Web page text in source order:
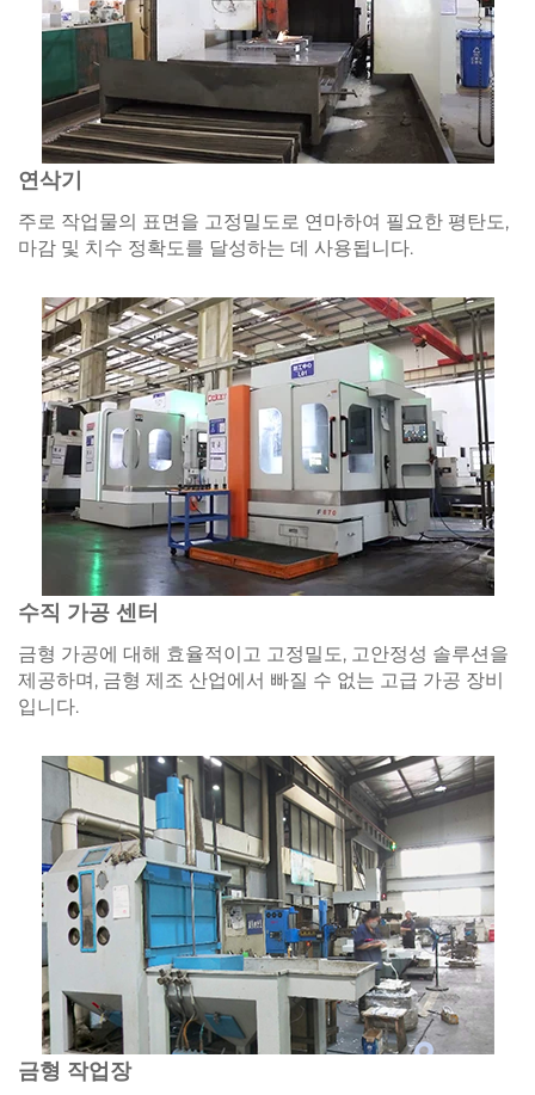
연삭기
주로 작업물의 표면을 고정밀도로 연마하여 필요한 평탄도,
마감 및 치수 정확도를 달성하는 데 사용됩니다.
수직 가공 센터
금형 가공에 대해 효율적이고 고정밀도, 고안정성 솔루션을
제공하며, 금형 제조 산업에서 빠질 수 없는 고급 가공 장비
입니다.
금형 작업장